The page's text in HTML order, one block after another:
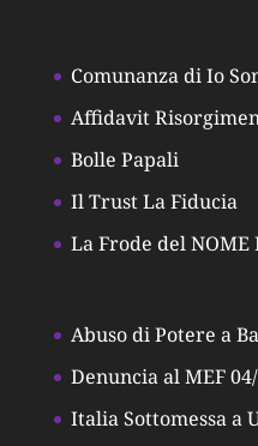
Comunanza di Io
Affidavit
Bolle Papali
Il Trust La Fiducia
La Frode del NOME
Abuso di Potere a
Denuncia al MEF
Italia Sottomessa a